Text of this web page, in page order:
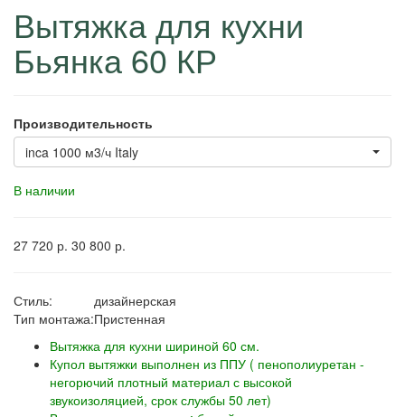
Вытяжка для кухни
Бьянка 60 КР
Производительность
inca 1000 м3/ч Italy
В наличии
27 720 р. 30 800 р.
Стиль:
дизайнерская
Тип монтажа:Пристенная
Вытяжка для кухни шириной 60 см.
Купол вытяжки выполнен из ППУ ( пенополиуретан -
негорючий плотный материал с высокой
звукоизоляцией, срок службы 50 лет)